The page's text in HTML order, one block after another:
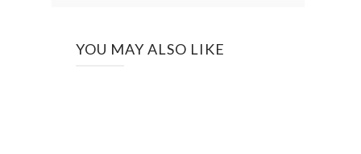
YOU MAY ALSO LIKE